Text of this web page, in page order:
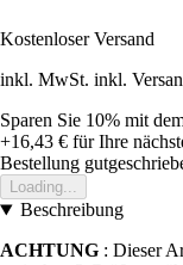
Kostenloser Versand
inkl. MwSt. inkl.
Sparen Sie 10% mit
+16,43 € für Ihre
Bestellung
Loading...
Beschreibung
ACHTUNG : Dieser